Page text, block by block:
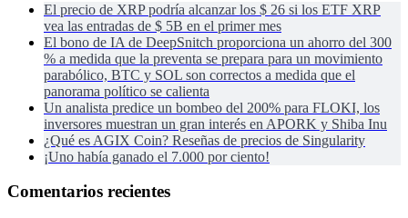
El precio de XRP podría alcanzar los $ 26 si los ETF XRP
vea las entradas de $ 5B en el primer mes
El bono de IA de DeepSnitch proporciona un ahorro del 300
% a medida que la preventa se prepara para un movimiento
parabólico, BTC y SOL son correctos a medida que el
panorama político se calienta
Un analista predice un bombeo del 200% para FLOKI, los
inversores muestran un gran interés en APORK y Shiba Inu
¿Qué es AGIX Coin? Reseñas de precios de Singularity
¡Uno había ganado el 7.000 por ciento!
Comentarios recientes